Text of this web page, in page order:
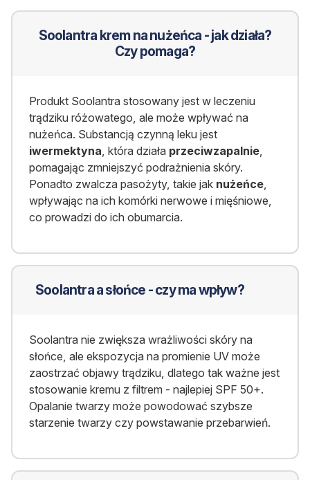
Soolantra krem na nużeńca - jak działa?
Czy pomaga?
Produkt Soolantra stosowany jest w leczeniu
trądziku różowatego, ale może wpływać na
nużeńca. Substancją czynną leku jest
iwermektyna , która działa przeciwzapalnie,
pomagając zmniejszyć podrażnienia skóry.
Ponadto zwalcza pasożyty, takie jak nużeńce,
wpływając na ich komórki nerwowe i mięśniowe,
co prowadzi do ich obumarcia.
Soolantra a słońce - czy ma wpływ?
Soolantra nie zwiększa wrażliwości skóry na
słońce, ale ekspozycja na promienie UV może
zaostrzać objawy trądziku, dlatego tak ważne jest
stosowanie kremu z filtrem - najlepiej SPF 50+.
Opalanie twarzy może powodować szybsze
starzenie twarzy czy powstawanie przebarwień.